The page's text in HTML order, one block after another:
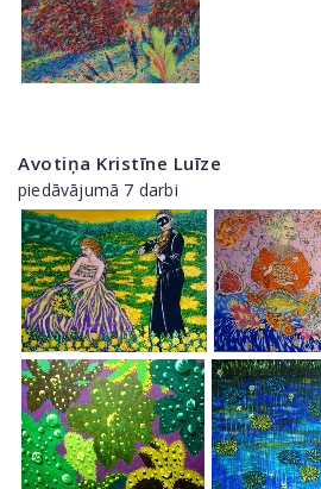
Avotiņa Kristīne Luīze
piedāvājumā 7 darbi